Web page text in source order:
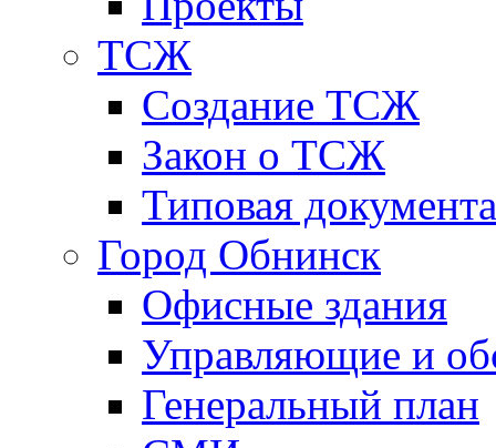
ТСЖ
Создание ТСЖ
Закон о ТСЖ
Типовая
Город Обнинск
Офисные здания
Управляющие и
Генеральный план